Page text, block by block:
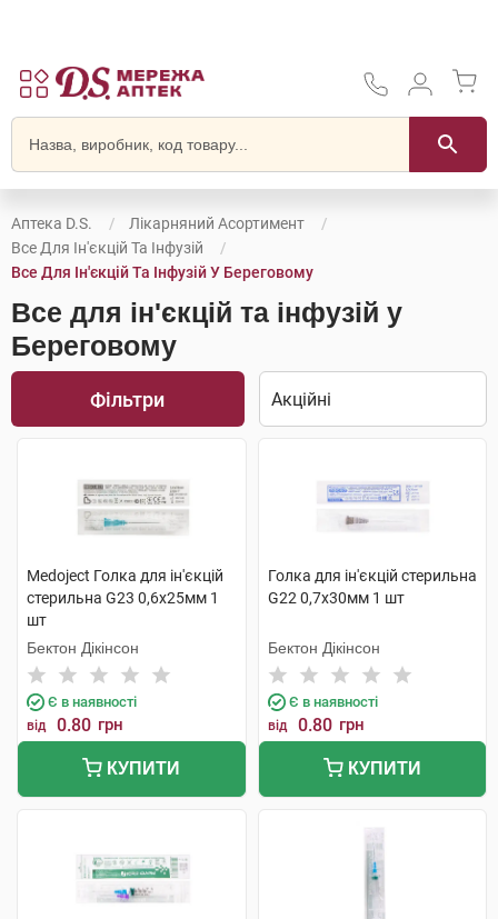
Аптека D.S.
Лікарняний Асортимент
Все Для Ін'єкцій Та Інфузій
Все Для Ін'єкцій Та Інфузій У Береговому
Все для ін'єкцій та інфузій у
Береговому
Фільтри
Medoject Голка для ін'єкцій
стерильна G23 0,6х25мм 1
шт
Бектон Дікінсон
Є в наявності
від 0.80 грн
КУПИТИ
Голка для ін'єкцій стерильна
G22 0,7х30мм 1 шт
Бектон Дікінсон
Є в наявності
від 0.80 грн
КУПИТИ